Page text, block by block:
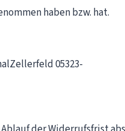
haben bzw. hat.
05323­